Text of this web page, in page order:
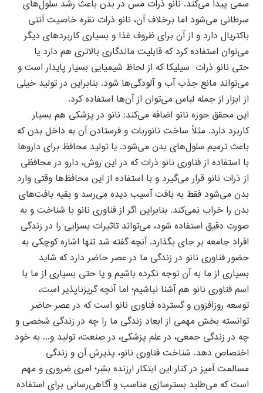
سمی پیدا می‌کند. نانو ذرات مس در بدن باعث رشد سلول‌های
سرطانی می‌شود اما برخلاف آن، نانو ذرات نقره خاصیت آنتی
باکتریال دارد و از آن برای ظروف غذا و بسیاری کاربردهای دیگر
می‌توان استفاده کرد که قابلیت ماندگاری بالاتری هم دارد یا
حتی نانو ذرات سیلیکا که از لحاظ شیمیایی بسیار پایدار است و
می‌تواند مانع جذب آب و آلودگی‌ها شود. بنابراین در تولید خیلی
از ابزار از جمله لباس می‌توان از آن‌ها استفاده کرد.
این محقق حوزه نانو اضافه می‌کند: نانو در پزشکی هم بسیار
کاربرد دارد. مثلاً ساخت نانوربات و فرستادن آن به داخل بدن که
باعث ترمیم سلول‌های بدن می‌شود. یا تولید محافظ برای داروها
با استفاده از فناوری نانو ذرات که در این روش، دارو در محافظی
از ذرات نانو قرار می‌گیرد و با استفاده از این محافظ‌ها وقتی وارد
بدن می‌شود فقط به بافت آسیب دیده می‌رسد و بقیه بافت‌های
بدن را خراب نمی‌کند. بنابراین اگر از فناوری نانو با شناخت و به
صورت دقیق استفاده شود، می‌تواند تاثیرات بسزایی را در زندگی
افراد جامعه بر جای بگذارد. آنچه گفته شد تنها اشاره کوچکی به
حضور فناوری نانو در زندگی ما در عصر حاضر دارد که شاید
بسیاری از ما به آن توجه نکرده باشیم و یا حتی بسیاری از ما با
اسم فناوری نانو هم آشنا نباشیم؛ اما آنچه گریزناپذیر است،
توسعه روزافزون و گسترده فناوری نانو است که در عصر حاضر
توانسته بخش مهمی از ابعاد زندگی ما را چه در زندگی شخصی و
چه در زندگی جمعی، در علم پزشکی، در صنعت، تولید و... به خود
اختصاص دهد. شناخت فناوری نانو، پذیرش آن و زندگی
مسالمت آمیز در کنار این ابتکار ارزنده بشر؛ امری ضروری و مهم
است که می‌طلبد بسترسازی مناسب و آگاهی‌رسانی برای استفاده